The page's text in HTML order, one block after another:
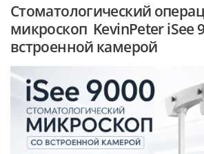
Стоматологический
микроскоп KevinPeter iSee
встроенной камерой